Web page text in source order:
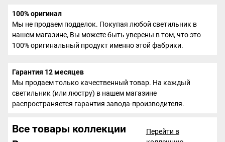
100% оригинал
Мы не продаем подделок. Покупая любой светильник в
нашем магазине, Вы можете быть уверены в том, что это
100% оригинальный продукт именно этой фабрики.
Гарантия 12 месяцев
Мы продаем только качественный товар. На каждый
светильник (или люстру) в нашем магазине
распространяется гарантия завода-производителя.
Все товары коллекции
Перейти в